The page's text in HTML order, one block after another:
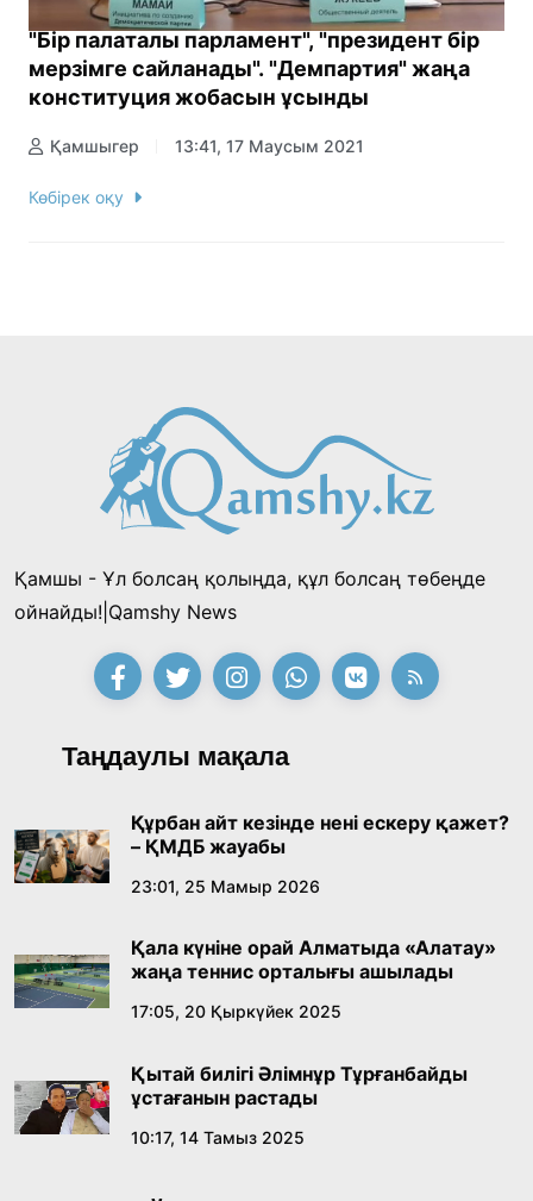
"Бір палаталы парламент", "президент бір
мерзімге сайланады". "Демпартия" жаңа
конституция жобасын ұсынды
Қамшыгер 13:41, 17 Маусым 2021
Көбірек оқу
Қамшы - Ұл болсаң қолыңда, құл болсаң төбеңде
ойнайды!|Qamshy News
Таңдаулы мақала
Құрбан айт кезінде нені ескеру қажет?
– ҚМДБ жауабы
23:01, 25 Мамыр 2026
Қала күніне орай Алматыда «Алатау»
жаңа теннис орталығы ашылады
17:05, 20 Қыркүйек 2025
Қытай билігі Әлімнұр Тұрғанбайды
ұстағанын растады
10:17, 14 Тамыз 2025